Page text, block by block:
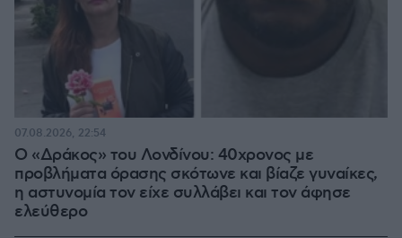
Ο «Δράκος» του Λονδίνου: 40χρονος με
προβλήματα όρασης σκότωνε και βίαζε γυναίκες,
η αστυνομία τον είχε συλλάβει και τον άφησε
ελεύθερο
07.08.2026, 22:54